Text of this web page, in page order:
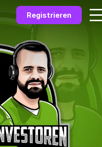
Registrieren